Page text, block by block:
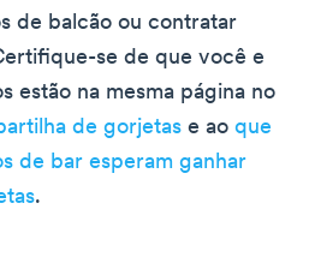
de balcão ou contratar
se de que você e
estão na mesma página no
de gorjetas e ao que
de bar esperam ganhar
.